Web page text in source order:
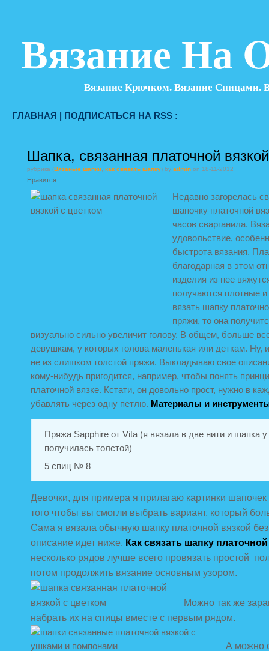
Вязание На
Вязание Крючком. Вязание
ГЛАВНАЯ | ПОДПИСАТЬСЯ НА RSS :
Шапка, связанная платочной вязкой
рубрика (Вязаные шапки как связать шапку) by admin on 18-11-2012
Нравится
Недавно загорелась
шапочку платочной
часов сварганила.
удовольствие,
быстрота вязания.
благодарная в этом
изделия из нее
получаются плотные
вязать шапку
пряжи, то она
визуально сильно увеличит голову. В общем, больше
девушкам, у которых голова маленькая или деткам. Ну,
не из слишком толстой пряжи. Выкладываю свое
кому-нибудь пригодится, например, чтобы понять
платочной вязке. Кстати, он довольно прост, нужно в
убавлять через одну петлю. Материалы и
Пряжа Sapphire от Vita (я вязала в две нити и шапка
получилась толстой)
5 спиц № 8
Девочки, для примера я прилагаю картинки шапочек
того чтобы вы смогли выбрать вариант, который
Сама я вязала обычную шапку платочной вязкой
описание идет ниже. Как связать шапку
несколько рядов лучше всего провязать простой
потом продолжить вязание основным узором.
Можно так же
набрать их на спицы вместе с первым рядом.
А можно